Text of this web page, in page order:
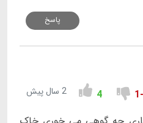
پاسخ
-1
4 2 سال پیش